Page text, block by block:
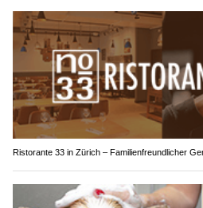
Ristorante 33 in Zürich – Familienfreundlicher